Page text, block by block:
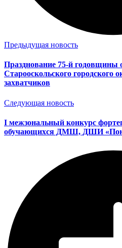
Предыдущая новость
Празднование 75-й годовщины
Старооскольского городского
захватчиков
Следующая новость
I межзональный конкурс
обучающихся ДМШ, ДШИ